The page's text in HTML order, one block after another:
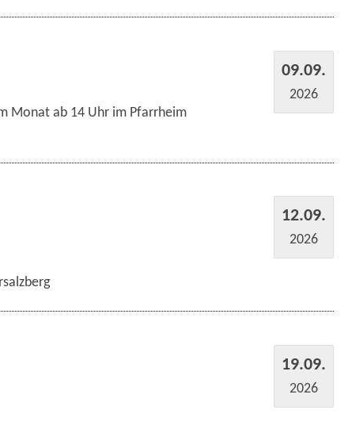
09.09.
2026
Monat ab 14 Uhr im Pfarrheim
12.09.
2026
19.09.
2026